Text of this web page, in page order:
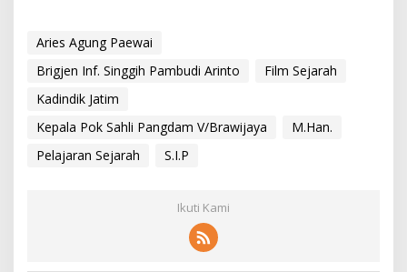
Aries Agung Paewai
Brigjen Inf. Singgih Pambudi Arinto
Film Sejarah
Kadindik Jatim
Kepala Pok Sahli Pangdam V/Brawijaya
M.Han.
Pelajaran Sejarah
S.I.P
Ikuti Kami